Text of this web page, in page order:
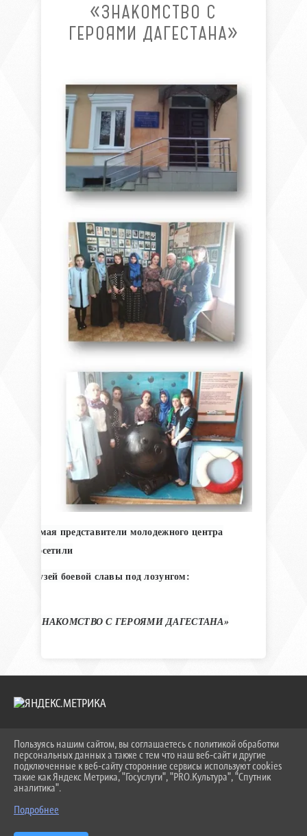
«ЗНАКОМСТВО С
ГЕРОЯМИ ДАГЕСТАНА»
7 мая представители молодежного центра
посетили
музей боевой славы под лозунгом:
«ЗНАКОМСТВО С ГЕРОЯМИ ДАГЕСТАНА»
2026 Г. KEIPBK.RU
ВХОД
КАРТА САЙТА
ПОЛИТИКА ОБРАБОТКИ ПЕРСОНАЛЬНЫХ ДАННЫХ
СДЕЛАНО НА KUBCMS
Пользуясь нашим сайтом, вы соглашаетесь с политикой обработки
персональных данных а также с тем что наш веб-сайт и другие
подключенные к веб-сайту сторонние сервисы используют cookies
такие как Яндекс Метрика, "Госуслуги", "PRO.Культура", "Спутник
аналитика".
Подробнее